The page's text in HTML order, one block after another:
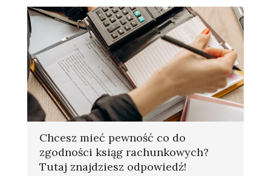
Chcesz mieć pewność co do
zgodności ksiąg rachunkowych?
Tutaj znajdziesz odpowiedź!